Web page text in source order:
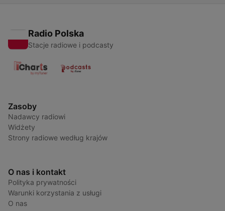
Radio Polska
Stacje radiowe i podcasty
Zasoby
Nadawcy radiowi
Widżety
Strony radiowe według krajów
O nas i kontakt
Polityka prywatności
Warunki korzystania z usługi
O nas